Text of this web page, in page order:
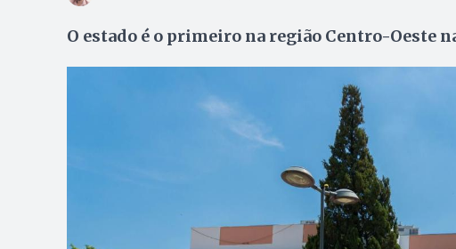
O estado é o primeiro na região Centro-Oeste